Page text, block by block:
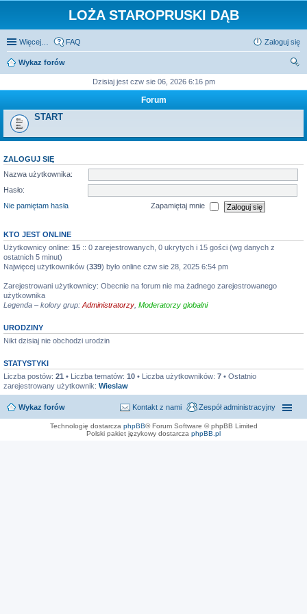
LOŻA STAROPRUSKI DĄB
Więcej… FAQ Zaloguj się
Wykaz forów
Dzisiaj jest czw sie 06, 2026 6:16 pm
Forum
START
ZALOGUJ SIĘ
Nazwa użytkownika:
Hasło:
Nie pamiętam hasła
Zapamiętaj mnie
KTO JEST ONLINE
Użytkownicy online: 15 :: 0 zarejestrowanych, 0 ukrytych i 15 gości (wg danych z
ostatnich 5 minut)
Najwięcej użytkowników (339) było online czw sie 28, 2025 6:54 pm
Zarejestrowani użytkownicy: Obecnie na forum nie ma żadnego zarejestrowanego
użytkownika
Legenda – kolory grup: Administratorzy Moderatorzy globalni
URODZINY
Nikt dzisiaj nie obchodzi urodzin
STATYSTYKI
Liczba postów: 21 • Liczba tematów: 10 • Liczba użytkowników: 7 • Ostatnio
zarejestrowany użytkownik: Wieslaw
Wykaz forów Zespół administracyjny
Kontakt z nami
Technologię dostarcza phpBB® Forum Software © phpBB Limited
Polski pakiet językowy dostarcza phpBB.pl